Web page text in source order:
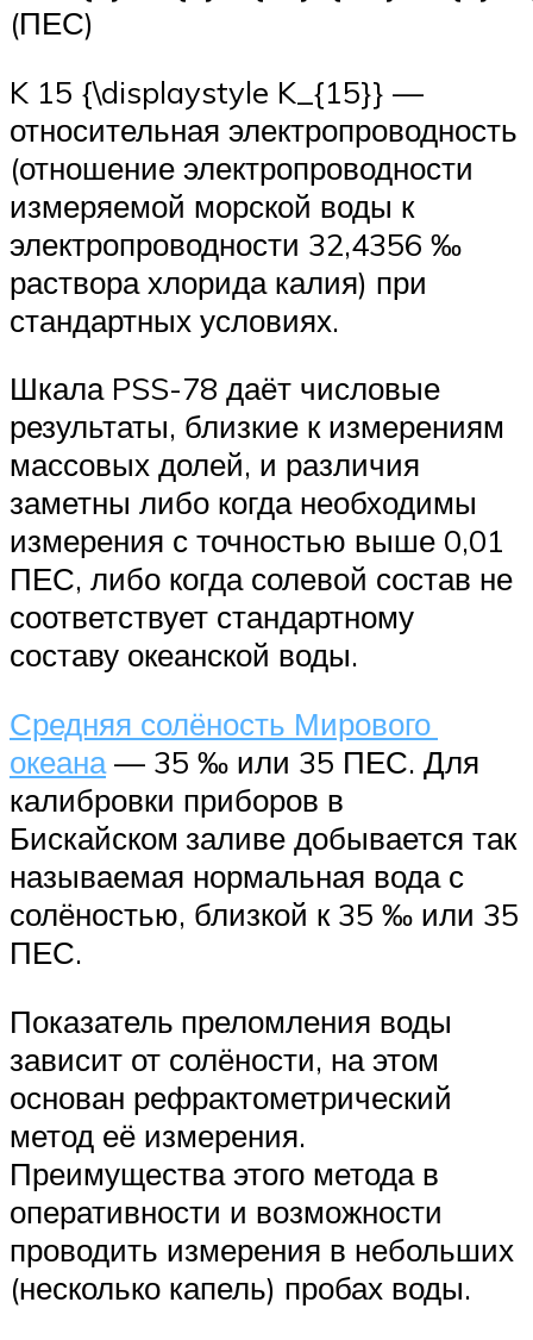
(ПЕС)
K 15 {\displaystyle K_{15}} —
относительная электропроводность
(отношение электропроводности
измеряемой морской воды к
электропроводности 32,4356 ‰
раствора хлорида калия) при
стандартных условиях.
Шкала PSS-78 даёт числовые
результаты, близкие к измерениям
массовых долей, и различия
заметны либо когда необходимы
измерения с точностью выше 0,01
ПЕС, либо когда солевой состав не
соответствует стандартному
составу океанской воды.
Средняя солёность Мирового
океана— 35 ‰ или 35 ПЕС. Для
калибровки приборов в
Бискайском заливе добывается так
называемая нормальная вода с
солёностью, близкой к 35 ‰ или 35
ПЕС.
Показатель преломления воды
зависит от солёности, на этом
основан рефрактометрический
метод её измерения.
Преимущества этого метода в
оперативности и возможности
проводить измерения в небольших
(несколько капель) пробах воды.